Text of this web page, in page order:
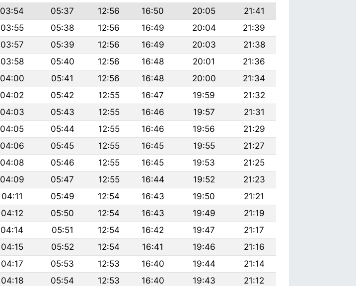
03:54 05:37 12:56 16:50 20:05
21:41
03:55 05:38 12:56 16:49 20:04
21:39
03:57 05:39 12:56 16:49 20:03
21:38
03:58 05:40 12:56 16:48 20:01
21:36
04:00 05:41 12:56 16:48 20:00
21:34
04:02 05:42 12:55 16:47 19:59
21:32
04:03 05:43 12:55 16:46 19:57
21:31
04:05 05:44 12:55 16:46 19:56
21:29
04:06 05:45 12:55 16:45 19:55
21:27
04:08 05:46 12:55 16:45 19:53
21:25
04:09 05:47 12:55 16:44 19:52
21:23
04:11 05:49 12:54 16:43 19:50
21:21
04:12 05:50 12:54 16:43 19:49
21:19
04:14 05:51 12:54 16:42 19:47
21:17
04:15 05:52 12:54 16:41 19:46
21:16
04:17 05:53 12:53 16:40 19:44
21:14
04:18 05:54 12:53 16:40 19:43
21:12